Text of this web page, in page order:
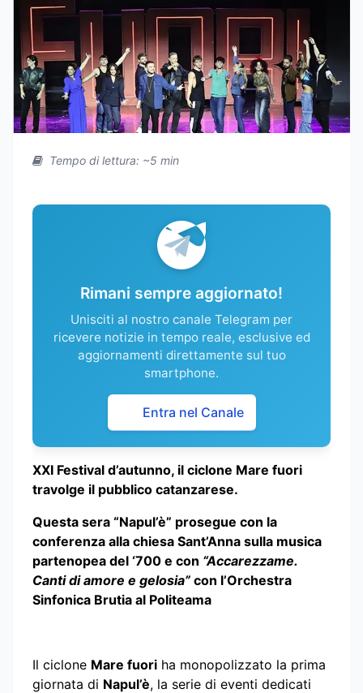
Tempo di lettura: ~5 min
Rimani sempre aggiornato!
Unisciti al nostro canale Telegram per
ricevere notizie in tempo reale, esclusive ed
aggiornamenti direttamente sul tuo
smartphone.
Entra nel Canale
XXI Festival d’autunno, il ciclone Mare fuori
travolge il pubblico catanzarese.
Questa sera “Napul’è” prosegue con la
conferenza alla chiesa Sant’Anna sulla musica
partenopea del ‘700 e con “Accarezzame.
Canti di amore e gelosia” con l’Orchestra
Sinfonica Brutia al Politeama
Il ciclone Mare fuori ha monopolizzato la prima
giornata di Napul’è, la serie di eventi dedicati